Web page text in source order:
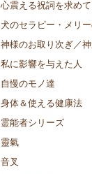
心震える祝詞を求めて
犬のセラピー・メリ
神様のお取り次ぎ／
私に影響を与えた人
自慢のモノ達
身体＆使える健康法
霊能者シリーズ
靈氣
音叉